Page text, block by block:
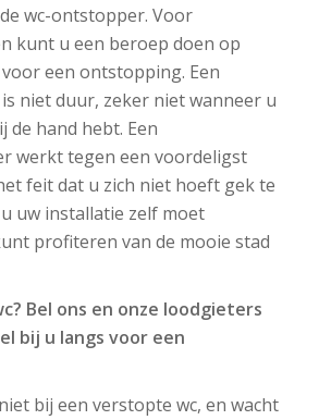
wc-ontstopper. Voor
kunt u een beroep doen op
een ontstopping. Een
niet duur, zeker niet wanneer u
de hand hebt. Een
werkt tegen een voordeligst
feit dat u zich niet hoeft gek te
uw installatie zelf moet
profiteren van de mooie stad
Bel ons en onze loodgieters
bij u langs voor een
bij een verstopte wc, en wacht